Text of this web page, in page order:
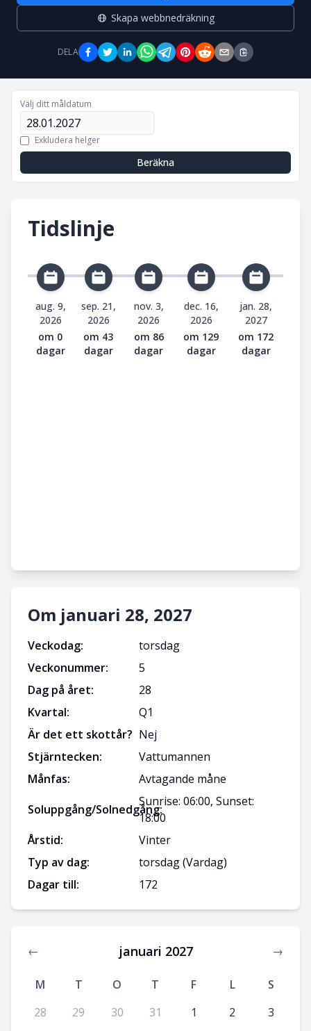
Skapa webbnedräkning
DELA
Välj ditt måldatum
Exkludera helger
Beräkna
Tidslinje
aug. 9,
2026
om 0
dagar
sep. 21,
2026
om 43
dagar
nov. 3,
2026
om 86
dagar
dec. 16,
2026
om 129
dagar
jan. 28,
2027
om 172
dagar
Om januari 28, 2027
Veckodag:
torsdag
Veckonummer:
5
Dag på året:
28
Kvartal:
Q1
Är det ett skottår? Nej
Stjärntecken:
Vattumannen
Månfas:
Avtagande måne
Soluppgång/Solnedgång:
Sunrise: 06:00, Sunset:
18:00
Årstid:
Vinter
Typ av dag:
torsdag(Vardag)
Dagar till:
172
← januari 2027 →
M T O T F L
S
28
29 30 31 1 2 3